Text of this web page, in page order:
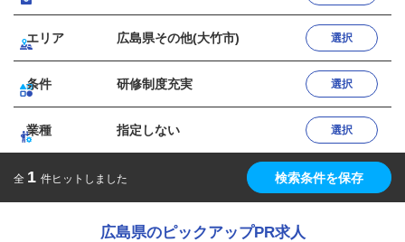
エリア 広島県その他(大竹市) 選択
条件 研修制度充実 選択
業種 指定しない 選択
全 1 件ヒットしました 検索条件を保存
広島県のピックアップPR求人